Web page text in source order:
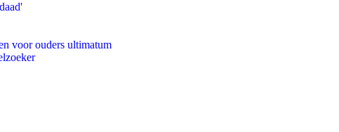
voor ouders ultimatum